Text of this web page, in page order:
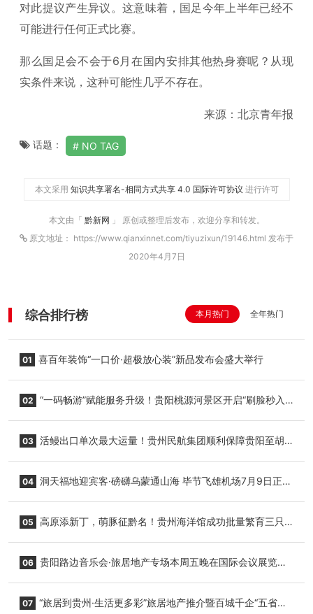
对此提议产生异议。这意味着，国足今年上半年已经不
可能进行任何正式比赛。
那么国足会不会于6月在国内安排其他热身赛呢？从现
实条件来说，这种可能性几乎不存在。
来源：北京青年报
话题： NO TAG
本文采用 知识共享署名-相同方式共享 4.0 国际许可协议 进行许可
本文由「 黔新网 」 原创或整理后发布，欢迎分享和转发。
原文地址： https://www.qianxinnet.com/tiyuzixun/19146.html 发布于
2020年4月7日
综合排行榜 本月热门 全年热门
01 喜百年装饰“一口价·超极放心装”新品发布会盛大举行
02 “一码畅游”赋能服务升级！贵阳桃源河景区开启“刷脸秒入
03 活鳗出口单次最大运量！贵州民航集团顺利保障贵阳至胡
04 洞天福地迎宾客·磅礴乌蒙通山海 毕节飞雄机场7月9日正式
05 高原添新丁，萌豚征黔名！贵州海洋馆成功批量繁育三只
06 贵阳路边音乐会·旅居地产专场本周五晚在国际会议展览中
07 “旅居到贵州·生活更多彩”旅居地产推介暨百城千企“五省